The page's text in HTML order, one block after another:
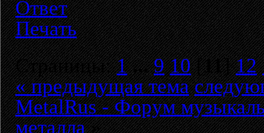
Ответ
Печать
Страницы:1 ...9 10[11]12
« предыдущая тема
MetalRus - Форум
металла»